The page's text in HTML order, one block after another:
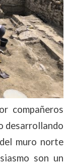
compañeros
desarrollando
muro norte
son un